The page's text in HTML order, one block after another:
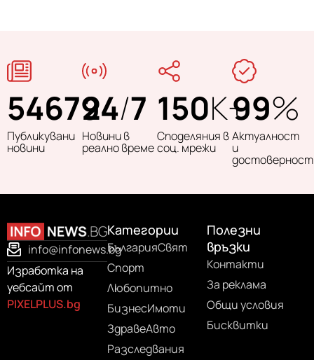
54679
Публикувани
новини
24/7
Новини в
реално време
150K+
Споделяния в
соц. мрежи
99%
Актуалност
и
достоверност
info@infonews.bg
Изработка на
уебсайт от
PIXELPLUS.bg
Категории
БългарияСвят
Спорт
Любопитно
БизнесИмоти
ЗдравеАвто
Разследвания
Полезни
връзки
Контакти
За реклама
Общи условия
Бисквитки